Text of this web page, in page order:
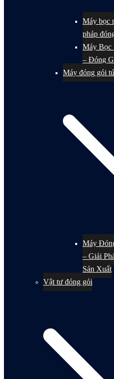
Máy bọc
pháp
Máy Bọc
– Đóng
Máy đóng gói
Máy
– Giải
Sản Xuất
Vật tư đóng gói